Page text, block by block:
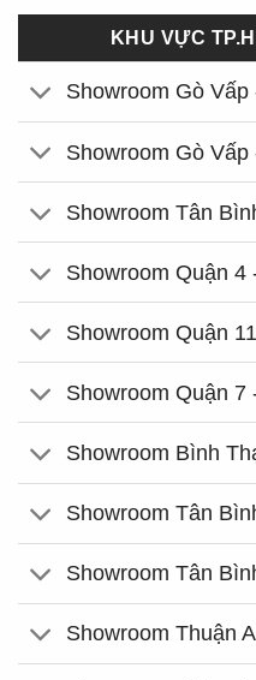
KHU VỰC
Showroom Gò Vấp
Showroom Gò Vấp
Showroom Tân
Showroom Quận 4
Showroom Quận
Showroom Quận 7
Showroom Bình
Showroom Tân
Showroom Tân
Showroom Thuận